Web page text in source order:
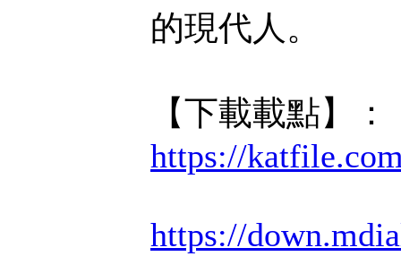
的現代人。
【下載載點】：
https://
https://